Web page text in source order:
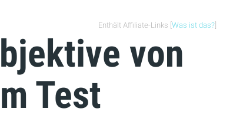
Enthält Affiliate-Links [ Was ist das?
von
Test